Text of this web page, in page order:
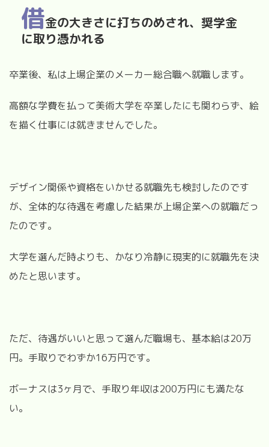
借金の大きさに打ちのめされ、奨学金
に取り憑かれる
卒業後、私は上場企業のメーカー総合職へ就職します。
高額な学費を払って美術大学を卒業したにも関わらず、絵
を描く仕事には就きませんでした。
デザイン関係や資格をいかせる就職先も検討したのです
が、全体的な待遇を考慮した結果が上場企業への就職だっ
たのです。
大学を選んだ時よりも、かなり冷静に現実的に就職先を決
めたと思います。
ただ、待遇がいいと思って選んだ職場も、基本給は20万
円。手取りでわずか16万円です。
ボーナスは3ヶ月で、手取り年収は200万円にも満たな
い。